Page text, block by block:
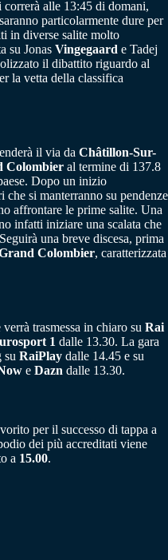
correrà alle 13:45 di domani,
particolarmente dure per
in diverse salite molto
su Jonas Vingegaard e Tadej
il dibattito riguardo al
la vetta della classifica
il via da Châtillon-Sur-
Colombier al termine di 137.8
Dopo un inizio
si manterranno su pendenze
affrontare le prime salite. Una
infatti iniziare una scalata che
una breve discesa, prima
Colombier, caratterizzata
trasmessa in chiaro su Rai
1 dalle 13.30. La gara
su RaiPlay dalle 14.45 e su
e Dazn dalle 13.30.
per il successo di tappa a
dei più accreditati viene
a 15.00.